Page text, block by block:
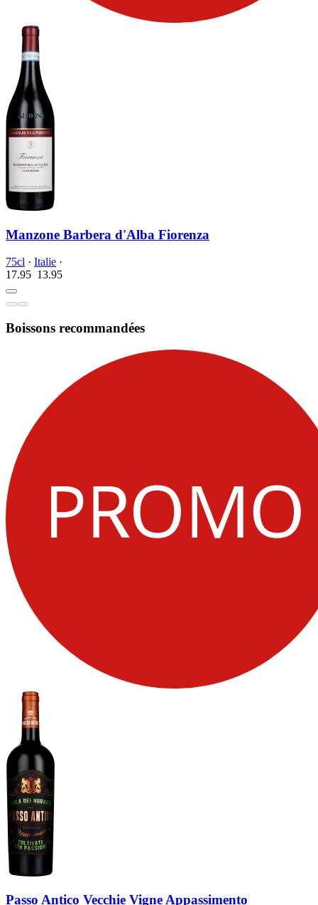
Manzone Barbera d'Alba Fiorenza
75cl · Italie ·
17.95 13.95
Boissons recommandées
Passo Antico Vecchie Vigne Appassimento